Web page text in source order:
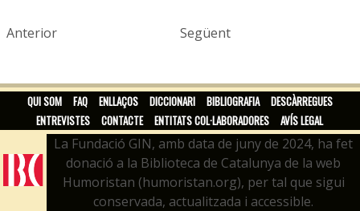
Anterior Següent
QUI SOM FAQ ENLLAÇOS DICCIONARI BIBLIOGRAFIA
DESCÀRREGUES
ENTREVISTES
CONTACTE ENTITATS COL·LABORADORES AVÍS LEGAL
La Fundació GIN, amb data de juny de 2024, ha fet
donació a la Biblioteca de Catalunya de la web
Humoristan (humoristan.org), per tal que sigui
conservada, actualitzada i accessible.